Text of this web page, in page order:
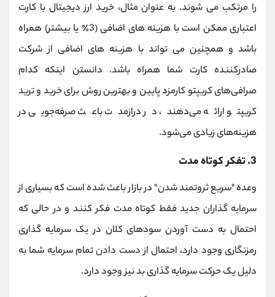
را مرتکب می شوند. به عنوان مثال، خرید ارز دیجیتال با کارت
اعتباری ممکن است با هزینه های اضافی (3٪ یا بیشتر) همراه
باشد و همچنین می تواند با هزینه های اضافی از شرکت
صادرکننده کارت شما همراه باشد. دانستن اینکه کدام
صرافی‌های کریپتو کارمزد پایین و بهترین روش برای خرید و ترید
کریپتو ارائه می‌دهند، در درازمدت باعث صرفه‌جویی در
هزینه‌های زیادی می‌شود.
3. تفکر کوتاه مدت
وعده "سریع ثروتمند شدن" در بازار باعث شده است که بسیاری از
سرمایه گذاران جدید فقط کوتاه مدت فکر کنند و در حالی که
احتمال به دست آوردن سودهای کلان در یک سرمایه گذاری
رمزنگاری وجود دارد، احتمال از دست دادن تمام سرمایه شما به
دلیل یک حرکت سرمایه گذاری بد نیز وجود دارد.